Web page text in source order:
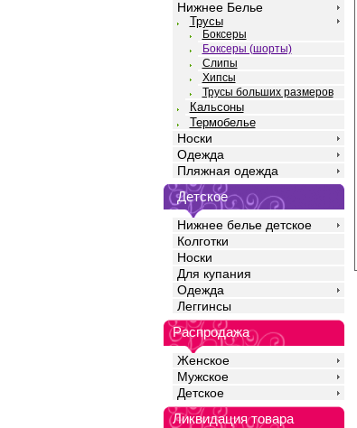
Нижнее Белье
Трусы
Боксеры
Боксеры (шорты)
Слипы
Хипсы
Трусы больших размеров
Кальсоны
Термобелье
Носки
Одежда
Пляжная одежда
Детское
Нижнее белье детское
Колготки
Носки
Для купания
Одежда
Леггинсы
Распродажа
Женское
Мужское
Детское
Ликвидация товара
Трусы-